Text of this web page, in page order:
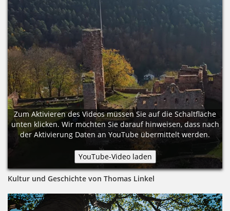
Zum Aktivieren des Videos müssen Sie auf die Schaltfläche
unten klicken. Wir möchten Sie darauf hinweisen, dass nach
der Aktivierung Daten an YouTube übermittelt werden.
Kultur und Geschichte von Thomas Linkel